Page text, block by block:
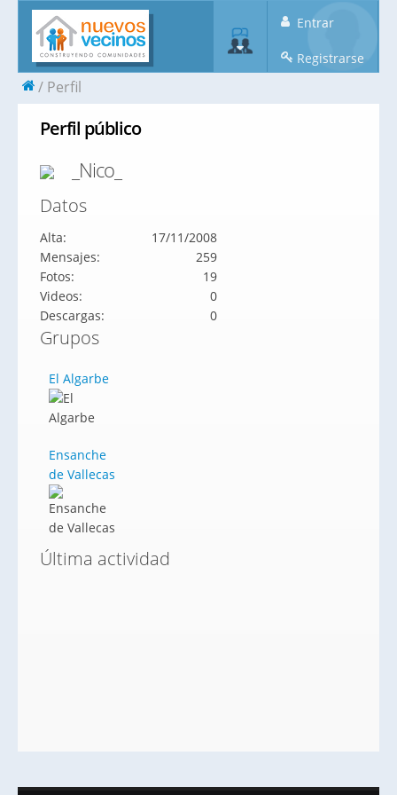
Entrar
Registrarse
Perfil
Perfil público
_Nico_
Datos
Alta:
17/11/2008
Mensajes:
259
Fotos:
19
Videos:
0
Descargas:
0
Grupos
El Algarbe
Ensanche
de Vallecas
Última actividad